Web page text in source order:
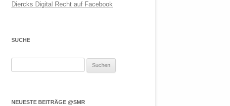
Diercks Digital Recht auf Facebook
SUCHE
NEUESTE BEITRÄGE @SMR